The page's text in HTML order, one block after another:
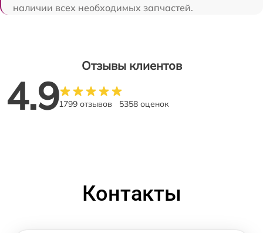
наличии всех необходимых запчастей.
Отзывы клиентов
4.91799 отзывов 5358 оценок
Контакты